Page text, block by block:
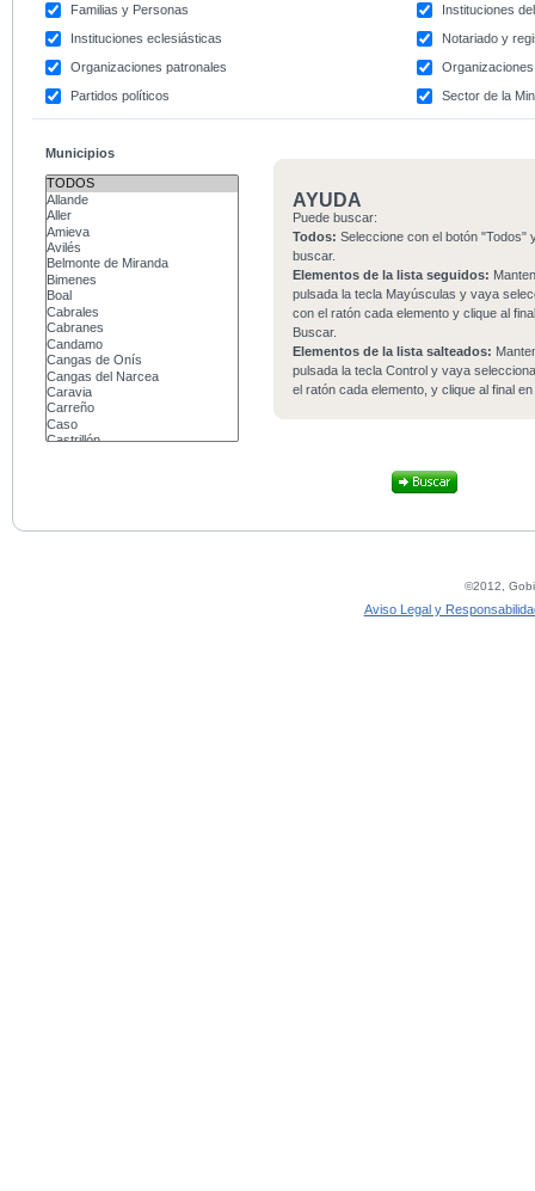
Familias y Personas
Instituciones
Instituciones eclesiásticas
Notariado y
Organizaciones patronales
Partidos políticos
Sector de la
Municipios
AYUDA
Puede buscar:
Todos: Seleccione con el botón "Todos"
buscar.
Elementos de la lista seguidos:
pulsada la tecla Mayúsculas y vaya
con el ratón cada elemento y clique al
Buscar.
Elementos de la lista salteados:
pulsada la tecla Control y vaya
el ratón cada elemento, y clique al final
©2012,
Aviso Legal y